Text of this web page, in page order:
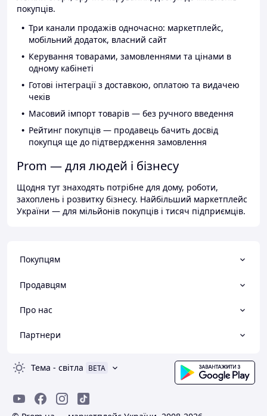
покупців.
Три канали продажів одночасно: маркетплейс,
мобільний додаток, власний сайт
Керування товарами, замовленнями та цінами в
одному кабінеті
Готові інтеграції з доставкою, оплатою та видачею
чеків
Масовий імпорт товарів — без ручного введення
Рейтинг покупців — продавець бачить досвід
покупця ще до підтвердження замовлення
Prom — для людей і бізнесу
Щодня тут знаходять потрібне для дому, роботи,
захоплень і розвитку бізнесу. Найбільший маркетплейс
України — для мільйонів покупців і тисяч підприємців.
Покупцям
Продавцям
Про нас
Партнери
Тема - світла BETA